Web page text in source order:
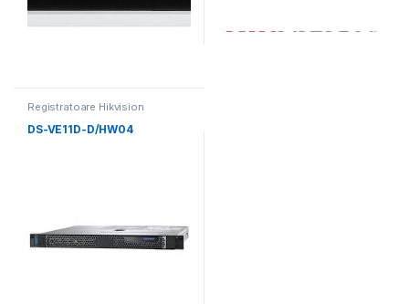
Registratoare Hikvision
DS-VE11D-D/HW04